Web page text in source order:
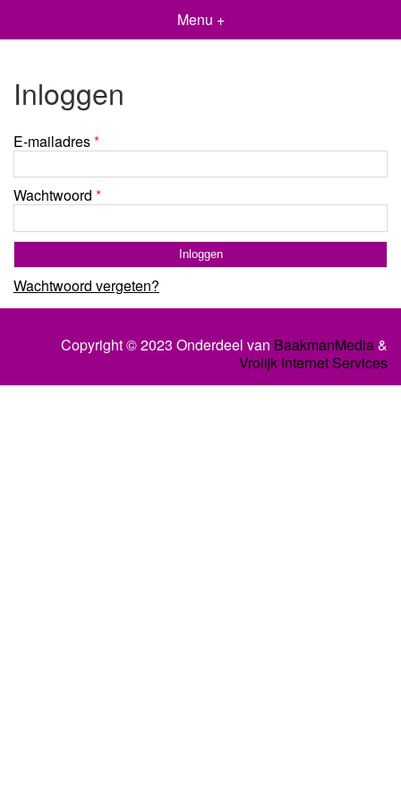
Menu +
Inloggen
E-mailadres*
Wachtwoord *
Wachtwoord vergeten?
Copyright © 2023 Onderdeel van BaakmanMedia&
Vrolijk Internet Services